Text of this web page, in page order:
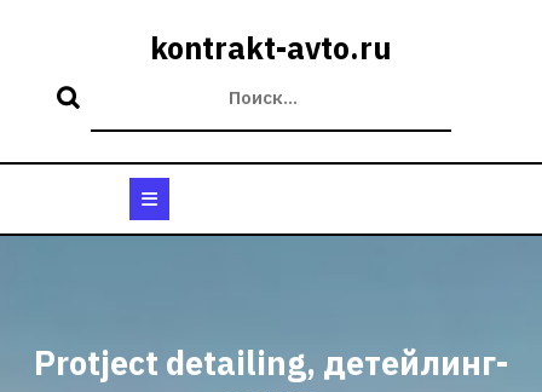
kontrakt-avto.ru
Protject detailing, детейлинг-